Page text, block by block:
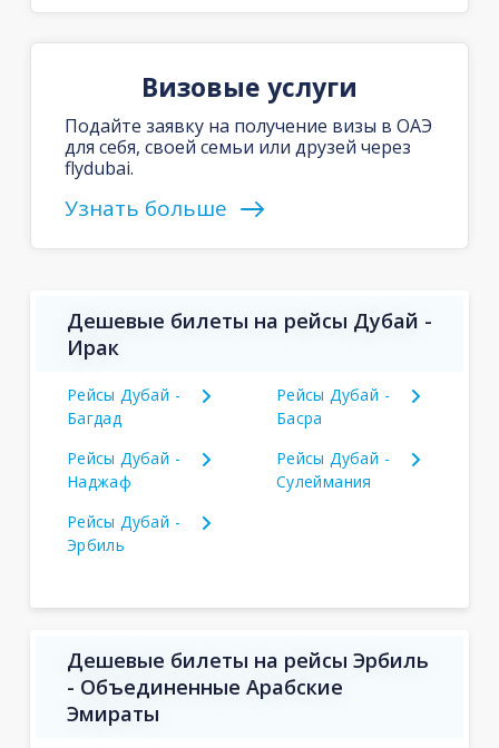
Визовые услуги
Подайте заявку на получение визы в ОАЭ
для себя, своей семьи или друзей через
flydubai.
Узнать больше
Дешевые билеты на рейсы Дубай -
Ирак
Рейсы Дубай -
Багдад
Рейсы Дубай -
Басра
Рейсы Дубай -
Наджаф
Рейсы Дубай -
Сулеймания
Рейсы Дубай -
Эрбиль
Дешевые билеты на рейсы Эрбиль
- Объединенные Арабские
Эмираты